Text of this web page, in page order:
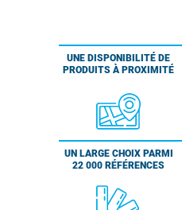
UNE DISPONIBILITÉ DE
PRODUITS À PROXIMITÉ
UN LARGE CHOIX PARMI
22 000 RÉFÉRENCES